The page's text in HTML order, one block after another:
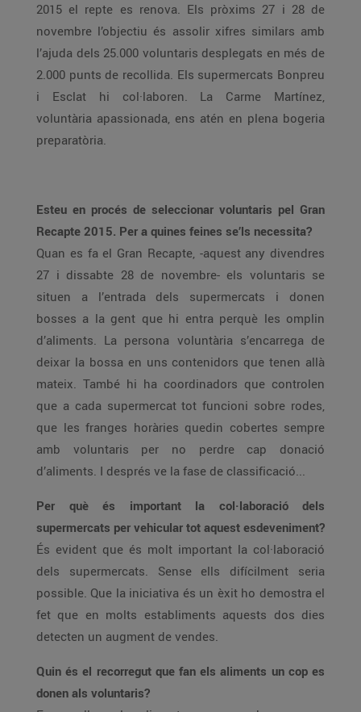
2015 el repte es renova. Els pròxims 27 i 28 de
novembre l’objectiu és assolir xifres similars amb
l’ajuda dels 25.000 voluntaris desplegats en més de
2.000 punts de recollida. Els supermercats Bonpreu
i Esclat hi col·laboren. La Carme Martínez,
voluntària apassionada, ens atén en plena bogeria
preparatòria.
Esteu en procés de seleccionar voluntaris pel Gran
Recapte 2015. Per a quines feines se’ls necessita?
Quan es fa el Gran Recapte, -aquest any divendres
27 i dissabte 28 de novembre- els voluntaris se
situen a l’entrada dels supermercats i donen
bosses a la gent que hi entra perquè les omplin
d’aliments. La persona voluntària s’encarrega de
deixar la bossa en uns contenidors que tenen allà
mateix. També hi ha coordinadors que controlen
que a cada supermercat tot funcioni sobre rodes,
que les franges horàries quedin cobertes sempre
amb voluntaris per no perdre cap donació
d’aliments. I després ve la fase de classificació...
Per què és important la col·laboració dels
supermercats per vehicular tot aquest esdeveniment?
És evident que és molt important la col·laboració
dels supermercats. Sense ells difícilment seria
possible. Que la iniciativa és un èxit ho demostra el
fet que en molts establiments aquests dos dies
detecten un augment de vendes.
Quin és el recorregut que fan els aliments un cop es
donen als voluntaris?